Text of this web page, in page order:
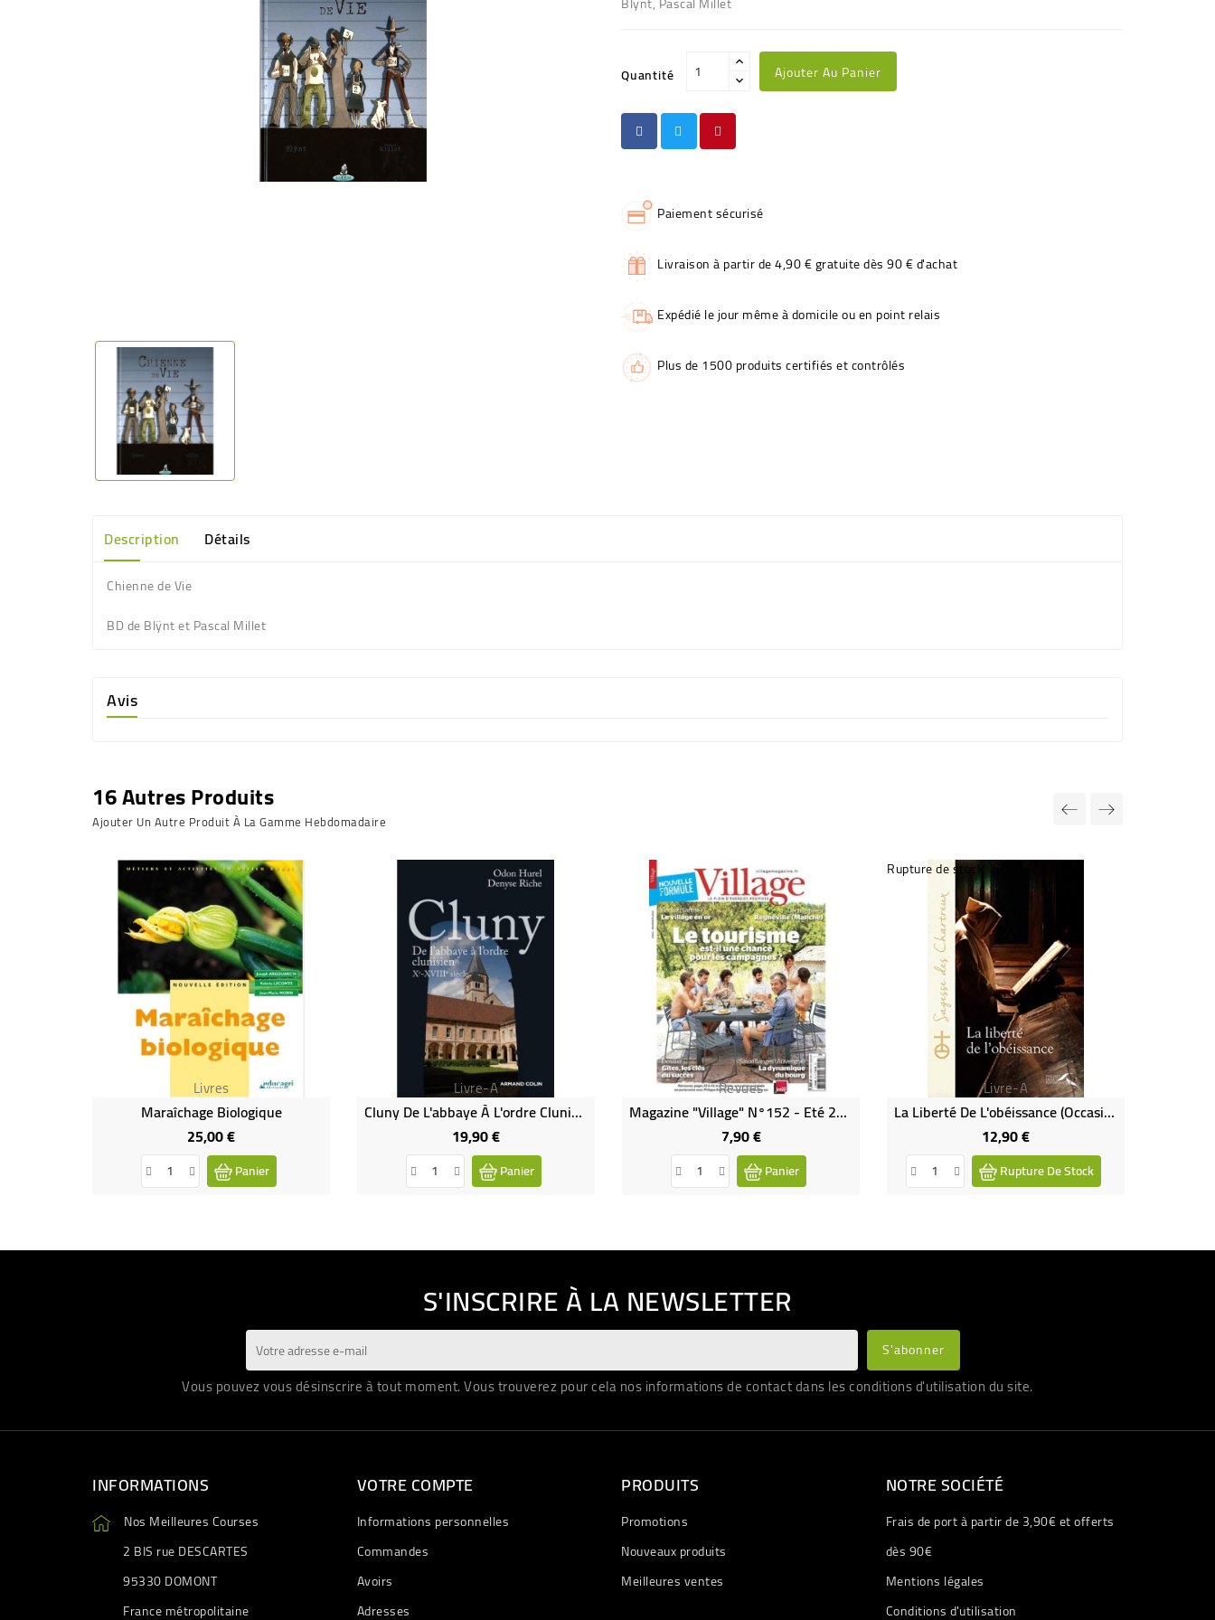
Quantité Ajouter Au Panier
Paiement sécurisé
Livraison à partir de 4,90 € gratuite dès 90 € d'achat
Expédié le jour même à domicile ou en point relais
Plus de 1500 produits certifiés et contrôlés
Description Détails
Chienne de Vie
BD de Blÿnt et Pascal Millet
Avis
16 Autres Produits
Ajouter Un Autre Produit À La Gamme Hebdomadaire
Livres
Maraîchage Biologique
25,00 €Prix
Panier
Livre-A
Cluny De L'abbaye À L'ordre Clunisien Xe-XVIIIe Siecle (Occasion)
19,90 €Prix
Panier
Revues
Magazine "Village" N°152 - Eté 2022
7,90 €Prix
Panier
Rupture de stock
Livre-A
La Liberté De L'obéissance (Occasion)
12,90 €Prix
Rupture De Stock
S'INSCRIRE À LA NEWSLETTER
Vous pouvez vous désinscrire à tout moment. Vous trouverez pour cela nos informations de contact dans les conditions d'utilisation du site.
INFORMATIONS
Nos Meilleures Courses
2 BIS rue DESCARTES
95330 DOMONT
France métropolitaine
VOTRE COMPTE
Informations personnelles
Commandes
Avoirs
Adresses
PRODUITS
Promotions
Nouveaux produits
Meilleures ventes
NOTRE SOCIÉTÉ
Frais de port à partir de 3,90€ et offerts
dès 90€
Mentions légales
Conditions d'utilisation